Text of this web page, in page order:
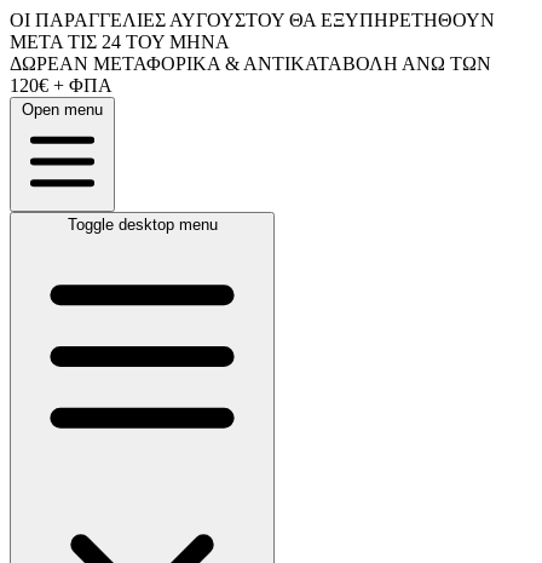
ΟΙ ΠΑΡΑΓΓΕΛΙΕΣ ΑΥΓΟΥΣΤΟΥ ΘΑ ΕΞΥΠΗΡΕΤΗΘΟΥΝ
ΜΕΤΑ ΤΙΣ 24 ΤΟΥ ΜΗΝΑ
ΔΩΡΕΑΝ ΜΕΤΑΦΟΡΙΚΑ & ΑΝΤΙΚΑΤΑΒΟΛΗ ΑΝΩ ΤΩΝ
120€ + ΦΠΑ
Open menu
Toggle desktop menu